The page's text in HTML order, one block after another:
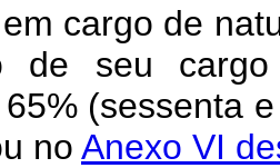
cargo de
de seu
(sessenta
no Anexo VI